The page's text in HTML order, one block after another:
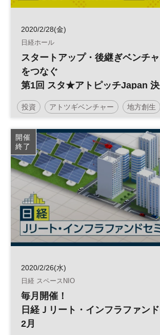
2020/2/28(金)
日経ホール
スタートアップ・後継ぎベンチ
をつなぐ
第1回 スタ★アトピッチJapan
投資 アトツギベンチャー 地方創生
スタートアップ
参加無料
開催
終了
2020/2/26(水)
日経 スペースNIO
毎月開催！
日経Ｊリート・インフラファン
2月